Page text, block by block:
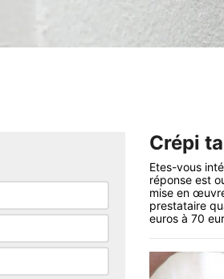
Crépi
Etes-vous
réponse est
mise en
prestataire
euros à 70